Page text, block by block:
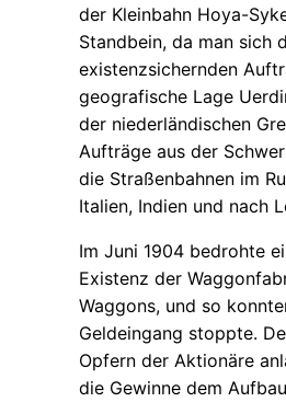
der Kleinbahn Hoya-
Standbein, da man sich
existenzsichernden
geografische Lage
der niederländischen
Aufträge aus der
die Straßenbahnen im
Italien, Indien und nach
Im Juni 1904 bedrohte
Existenz der
Waggons, und so
Geldeingang stoppte.
Opfern der Aktionäre
die Gewinne dem